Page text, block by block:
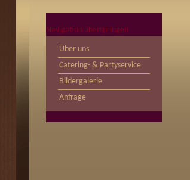
Navigation überspringen
Über uns
Catering- & Partyservice
Bildergalerie
Anfrage